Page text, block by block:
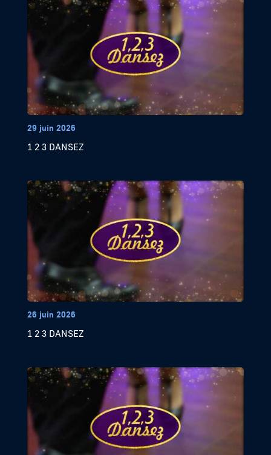
29 juin 2026
1 2 3 DANSEZ
26 juin 2026
1 2 3 DANSEZ